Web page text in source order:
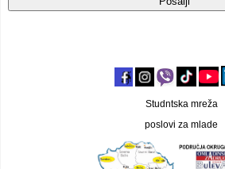
Studntska mreža
poslovi za mlade